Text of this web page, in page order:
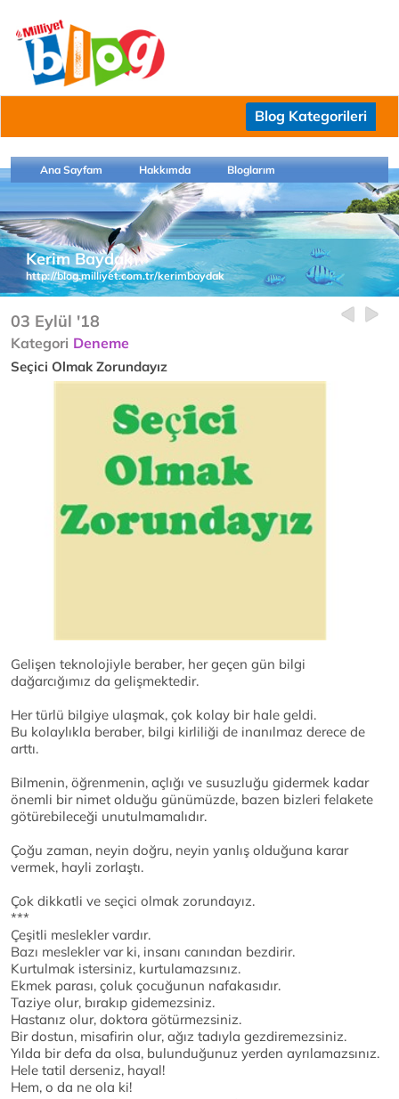
Blog Kategorileri
Ana Sayfam Hakkımda Bloglarım
Kerim Baydak
http://blog.milliyet.com.tr/kerimbaydak
03 Eylül '18
Kategori Deneme
Seçici Olmak Zorundayız
Gelişen teknolojiyle beraber, her geçen gün bilgi
dağarcığımız da gelişmektedir.
Her türlü bilgiye ulaşmak, çok kolay bir hale geldi.
Bu kolaylıkla beraber, bilgi kirliliği de inanılmaz derece de
arttı.
Bilmenin, öğrenmenin, açlığı ve susuzluğu gidermek kadar
önemli bir nimet olduğu günümüzde, bazen bizleri felakete
götürebileceği unutulmamalıdır.
Çoğu zaman, neyin doğru, neyin yanlış olduğuna karar
vermek, hayli zorlaştı.
Çok dikkatli ve seçici olmak zorundayız.
***
Çeşitli meslekler vardır.
Bazı meslekler var ki, insanı canından bezdirir.
Kurtulmak istersiniz, kurtulamazsınız.
Ekmek parası, çoluk çocuğunun nafakasıdır.
Taziye olur, bırakıp gidemezsiniz.
Hastanız olur, doktora götürmezsiniz.
Bir dostun, misafirin olur, ağız tadıyla gezdiremezsiniz.
Yılda bir defa da olsa, bulunduğunuz yerden ayrılamazsınız.
Hele tatil derseniz, hayal!
Hem, o da ne ola ki!